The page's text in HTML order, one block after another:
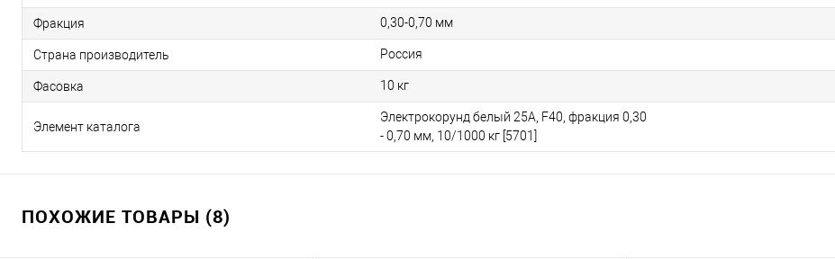
Фракция 0,30-0,70 мм
Страна производитель Россия
Фасовка 10 кг
Элемент каталога
Электрокорунд белый 25А, F40, фракция 0,30
- 0,70 мм, 10/1000 кг [5701]
ПОХОЖИЕ ТОВАРЫ (8)